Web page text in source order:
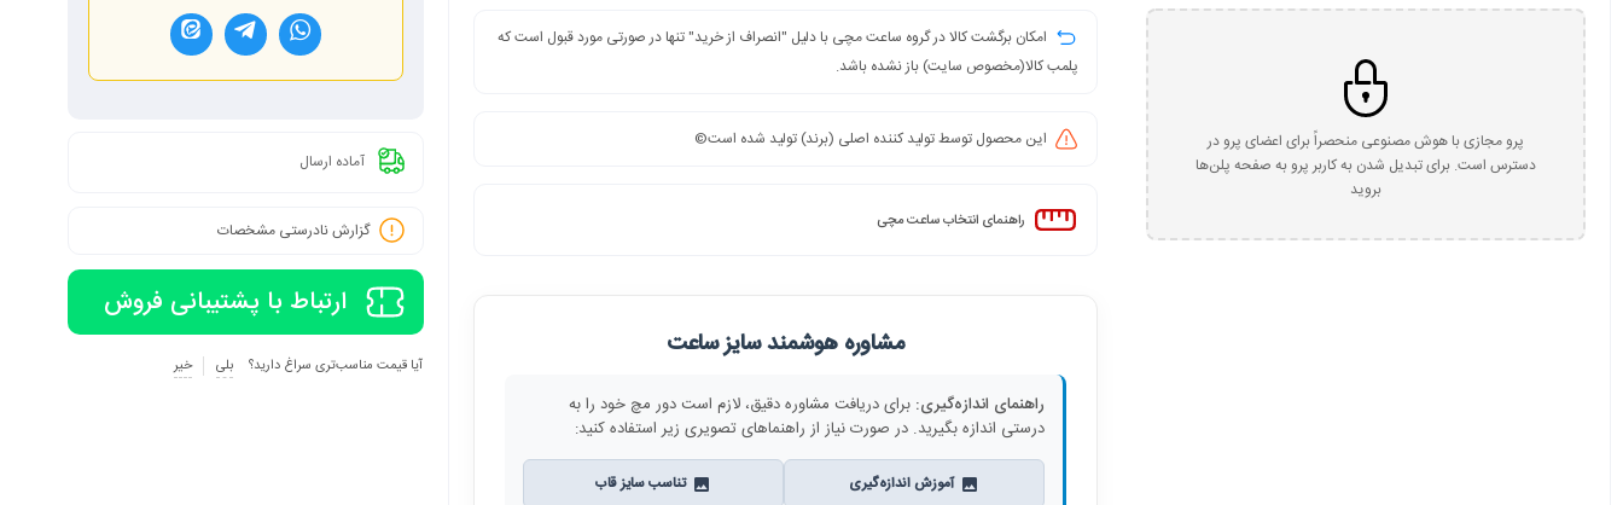
پرو مجازی با هوش مصنوعی منحصراً برای اعضای پرو در
دسترس است. برای تبدیل شدن به کاربر پرو به صفحه پلن‌ها
بروید
امکان برگشت کالا در گروه ساعت مچی با دلیل "انصراف از خرید" تنها در صورتی مورد قبول است که
پلمب کالا(مخصوص سایت) باز نشده باشد.
این محصول توسط تولید کننده اصلی (برند) تولید شده است©️
راهنمای انتخاب ساعت مچی
مشاوره هوشمند سایز ساعت
راهنمای اندازه‌گیری: برای دریافت مشاوره دقیق، لازم است دور مچ خود را به
درستی اندازه بگیرید. در صورت نیاز از راهنماهای تصویری زیر استفاده کنید:
آموزش اندازه‌گیری تناسب سایز قاب
آماده ارسال
گزارش نادرستی مشخصات
ارتباط با پشتیبانی فروش
آیا قیمت مناسب‌تری سراغ دارید؟ بلی خیر